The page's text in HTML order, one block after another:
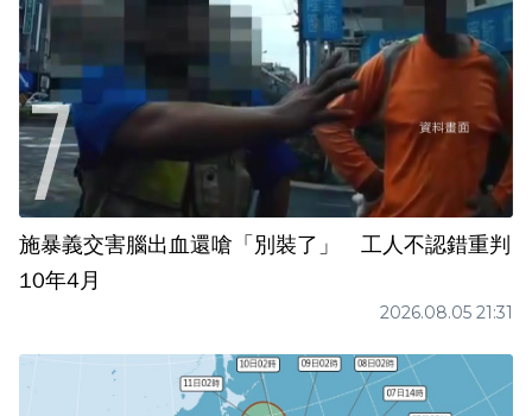
施暴義交害腦出血還嗆「別裝了」 工人不認錯重判
10年4月
2026.08.05 21:31